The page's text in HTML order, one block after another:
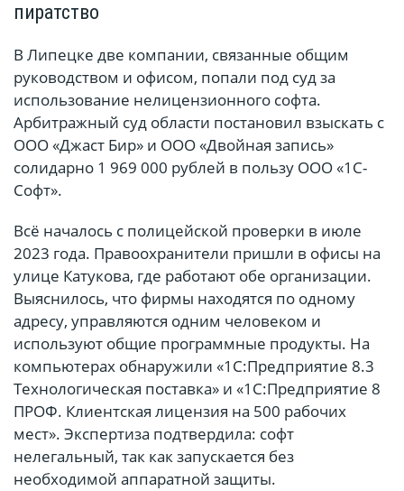
пиратство
В Липецке две компании, связанные общим
руководством и офисом, попали под суд за
использование нелицензионного софта.
Арбитражный суд области постановил взыскать с
ООО «Джаст Бир» и ООО «Двойная запись»
солидарно 1 969 000 рублей в пользу ООО «1С-
Софт».
Всё началось с полицейской проверки в июле
2023 года. Правоохранители пришли в офисы на
улице Катукова, где работают обе организации.
Выяснилось, что фирмы находятся по одному
адресу, управляются одним человеком и
используют общие программные продукты. На
компьютерах обнаружили «1С:Предприятие 8.3
Технологическая поставка» и «1С:Предприятие 8
ПРОФ. Клиентская лицензия на 500 рабочих
мест». Экспертиза подтвердила: софт
нелегальный, так как запускается без
необходимой аппаратной защиты.